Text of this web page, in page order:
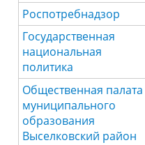
Роспотребнадзор
Государственная
национальная
политика
Общественная палата
муниципального
образования
Выселковский район